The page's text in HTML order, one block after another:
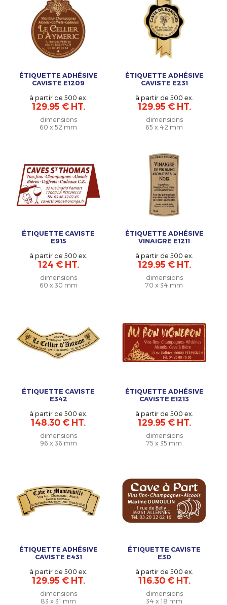
ÉTIQUETTE ADHÉSIVE
CAVISTE E1209
à partir de 500 ex.
129.95 € HT.
dimensions
60 x 52 mm
ÉTIQUETTE ADHÉSIVE
CAVISTE E231
à partir de 500 ex.
129.95 € HT.
dimensions
65 x 42 mm
ÉTIQUETTE CAVISTE
E915
à partir de 500 ex.
124 € HT.
dimensions
60 x 30 mm
ÉTIQUETTE ADHÉSIVE
VINAIGRE E1211
à partir de 500 ex.
129.95 € HT.
dimensions
70 x 34 mm
ÉTIQUETTE CAVISTE
E342
à partir de 500 ex.
148.30 € HT.
dimensions
96 x 36 mm
ÉTIQUETTE ADHÉSIVE
CAVISTE E1213
à partir de 500 ex.
129.95 € HT.
dimensions
75 x 35 mm
ÉTIQUETTE ADHÉSIVE
CAVISTE E431
à partir de 500 ex.
129.95 € HT.
dimensions
83 x 31 mm
ÉTIQUETTE CAVISTE
E3D
à partir de 500 ex.
116.30 € HT.
dimensions
34 x 18 mm